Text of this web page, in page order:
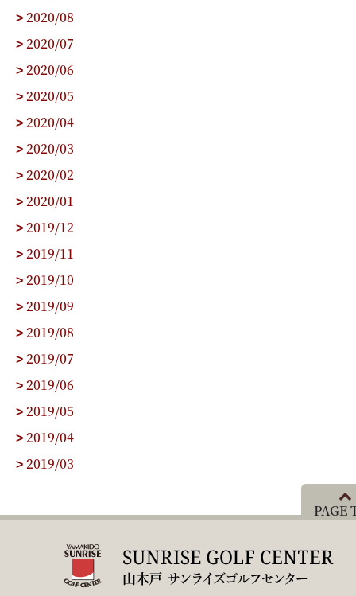
> 2020/08
> 2020/07
> 2020/06
> 2020/05
> 2020/04
> 2020/03
> 2020/02
> 2020/01
> 2019/12
> 2019/11
> 2019/10
> 2019/09
> 2019/08
> 2019/07
> 2019/06
> 2019/05
> 2019/04
> 2019/03
PAGE